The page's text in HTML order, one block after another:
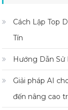
Cách Lập Top
Tín
Hướng Dẫn Sử
Giải pháp AI
đến nâng cao